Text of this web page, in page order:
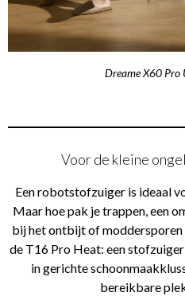
Dreame X60 Pro
Voor de kleine
Een robotstofzuiger is ideaal
Maar hoe pak je trappen, een
bij het ontbijt of moddersporen
de T16 Pro Heat: een
in gerichte
bereikbare